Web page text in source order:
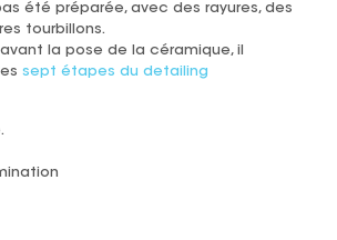
été préparée, avec des rayures, des
tourbillons.
la pose de la céramique, il
sept étapes du detailing